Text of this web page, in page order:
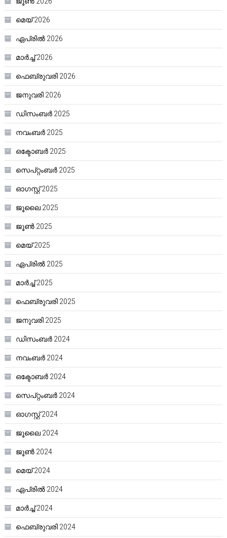
മെയ്‌ 2026
ഏപ്രിൽ 2026
മാർച്ച്‌ 2026
ഫെബ്രുവരി 2026
ജനുവരി 2026
ഡിസംബർ 2025
നവംബർ 2025
ഒക്ടോബർ 2025
സെപ്റ്റംബർ 2025
ഓഗസ്റ്റ്‌ 2025
ജൂലൈ 2025
ജൂൺ 2025
മെയ്‌ 2025
ഏപ്രിൽ 2025
മാർച്ച്‌ 2025
ഫെബ്രുവരി 2025
ജനുവരി 2025
ഡിസംബർ 2024
നവംബർ 2024
ഒക്ടോബർ 2024
സെപ്റ്റംബർ 2024
ഓഗസ്റ്റ്‌ 2024
ജൂലൈ 2024
ജൂൺ 2024
മെയ്‌ 2024
ഏപ്രിൽ 2024
മാർച്ച്‌ 2024
ഫെബ്രുവരി 2024